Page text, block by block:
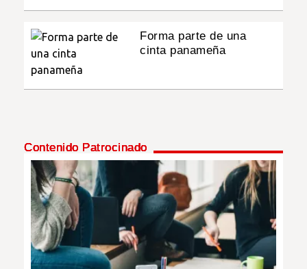
Forma parte de una
cinta panameña
Contenido Patrocinado